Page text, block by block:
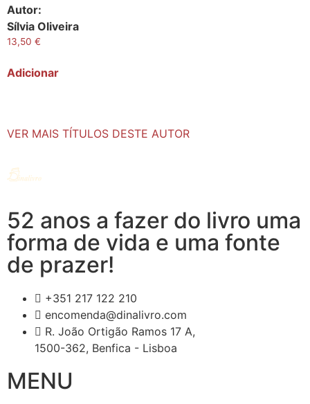
Autor:
Sílvia Oliveira
13,50 €
Adicionar
VER MAIS TÍTULOS DESTE AUTOR
52 anos a fazer do livro uma
forma de vida e uma fonte
de prazer!
+351 217 122 210
encomenda@dinalivro.com
R. João Ortigão Ramos 17 A,
1500-362, Benfica - Lisboa
MENU